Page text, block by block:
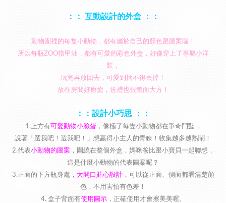
：： 互動設計的外盒 ：：
動物園裡的每隻小動物，都有屬於自己的顏色跟圖案喔！
所以每瓶ZOO指甲油，都有可愛的彩色外盒，好像穿上了專屬小洋
裝，
玩完再放回去，可愛到捨不得丟掉！
放在房間好療癒，送禮也很體面大方！
：：設計小巧思 ：：
1.上方有可愛動物小臉蛋 ，像極了每隻小動物都在爭奇鬥豔，
說著「選我吧！選我吧！」想贏得小主人的青睞！收集越多越熱鬧！
2.代表小動物的圖案，圍繞在整個外盒，媽咪爸比跟小寶貝一起聯想，
這是什麼小動物的代表圖案呢？
3.正面的下方瓶身處， 大開口貼心設計，可以從正面、側面都看清楚顏
色，不用害怕有色差！
4. 盒子背面有使用圖示，正確使用才會擦美美喔。